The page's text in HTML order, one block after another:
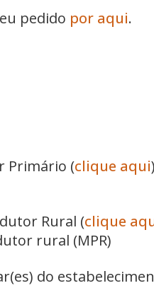
pedido por aqui.
Primário (clique aqui
Rural (clique
rural (MPR)
do